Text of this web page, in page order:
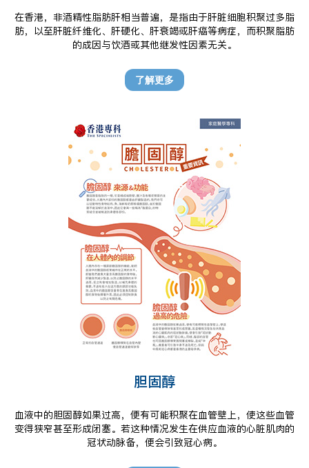
在香港，非酒精性脂肪肝相当普遍，是指由于肝脏细胞积聚过多脂
肪，以至肝脏纤维化、肝硬化、肝衰竭或肝癌等病症，而积聚脂肪
的成因与饮酒或其他继发性因素无关。
了解更多
胆固醇
血液中的胆固醇如果过高，便有可能积聚在血管壁上，使这些血管
变得狭窄甚至形成闭塞。若这种情况发生在供应血液的心脏肌肉的
冠状动脉备，便会引致冠心病。